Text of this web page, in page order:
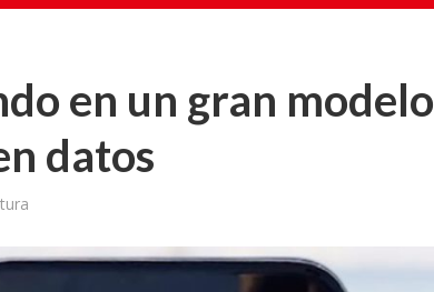
en un gran modelo
datos